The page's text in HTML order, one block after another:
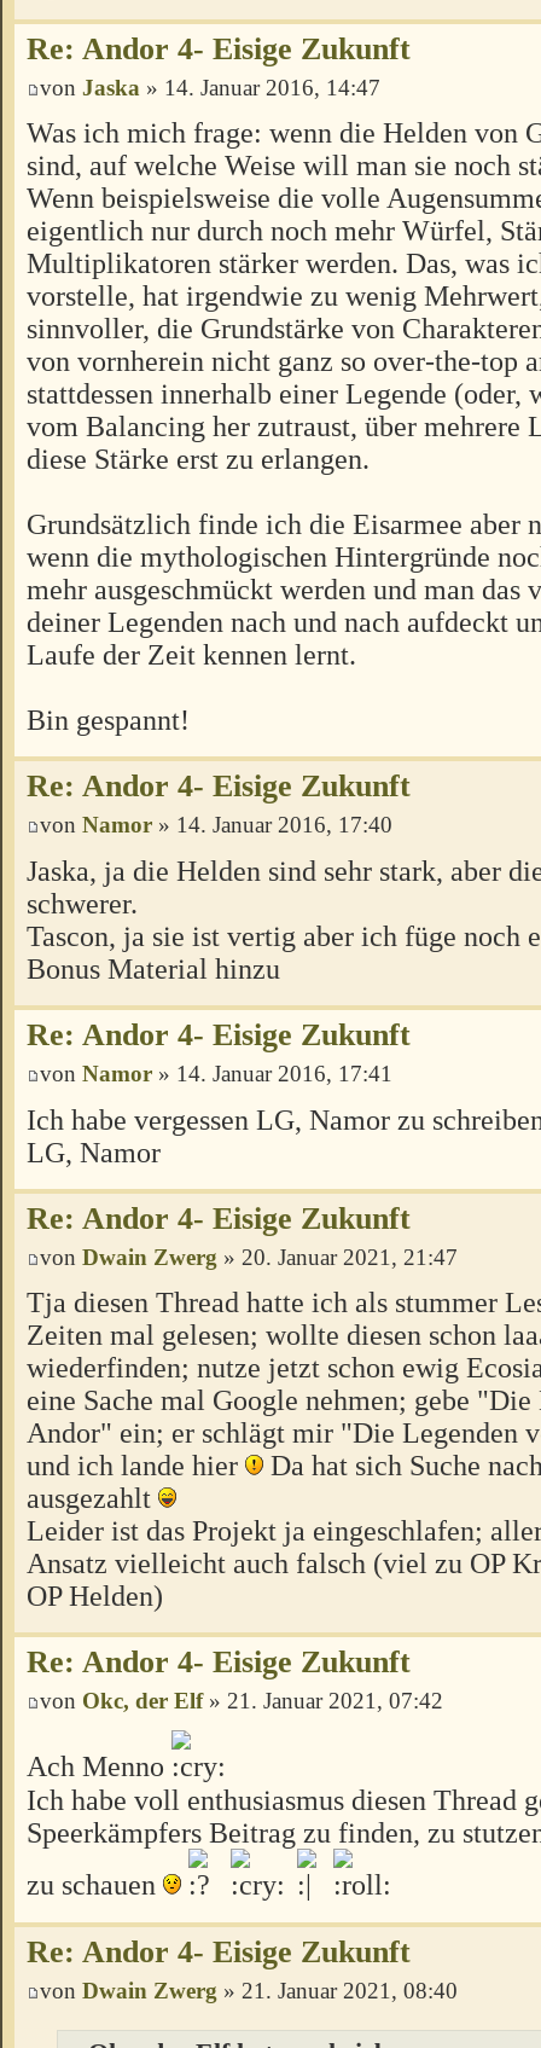
Re: Andor 4- Eisige Zukunft
von Jaska » 14. Januar 2016, 14:47
Was ich mich frage: wenn die Helden von
sind, auf welche Weise will man sie noch
Wenn beispielsweise die volle
eigentlich nur durch noch mehr Würfel,
Multiplikatoren stärker werden. Das, was
vorstelle, hat irgendwie zu wenig
sinnvoller, die Grundstärke von
von vornherein nicht ganz so over-the-top
stattdessen innerhalb einer Legende (oder,
vom Balancing her zutraust, über mehrere
diese Stärke erst zu erlangen.
Grundsätzlich finde ich die Eisarmee aber
wenn die mythologischen Hintergründe
mehr ausgeschmückt werden und man das
deiner Legenden nach und nach aufdeckt
Laufe der Zeit kennen lernt.
Bin gespannt!
Re: Andor 4- Eisige Zukunft
von Namor » 14. Januar 2016, 17:40
Jaska, ja die Helden sind sehr stark, aber
schwerer.
Tascon, ja sie ist vertig aber ich füge noch
Bonus Material hinzu
Re: Andor 4- Eisige Zukunft
von Namor » 14. Januar 2016, 17:41
Ich habe vergessen LG, Namor zu
LG, Namor
Re: Andor 4- Eisige Zukunft
von Dwain Zwerg » 20. Januar 2021, 21:47
Tja diesen Thread hatte ich als stummer
Zeiten mal gelesen; wollte diesen schon
wiederfinden; nutze jetzt schon ewig
eine Sache mal Google nehmen; gebe
Andor" ein; er schlägt mir "Die Legenden
und ich lande hier
Da hat sich Suche
ausgezahlt
Leider ist das Projekt ja eingeschlafen;
Ansatz vielleicht auch falsch (viel zu OP
OP Helden)
Re: Andor 4- Eisige Zukunft
von Okc, der Elf» 21. Januar 2021, 07:42
Ach Menno
Ich habe voll enthusiasmus diesen Thread
Speerkämpfers Beitrag zu finden, zu
zu schauen
Re: Andor 4- Eisige Zukunft
von Dwain Zwerg » 21. Januar 2021, 08:40